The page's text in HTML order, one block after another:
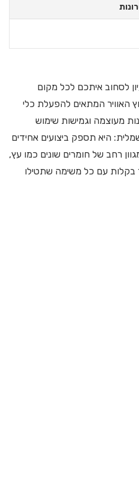
לסחוב איתכם לכל מקום
האוויר המתאים להפעלת כלי
מעוצמה וגמישות שימוש
היא תספק ביצועים אחידים
רחב של חומרים שונים כמו עץ,
עם כל משימה שתטילו